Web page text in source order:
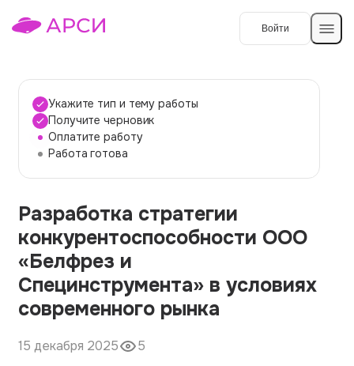
Войти
Темы работ
О сервисе
О компании
Наши гарантии
Порядок оплаты
Вопросы и ответы
Отзывы
Контакты
Укажите тип и тему работы
Получите черновик
Оплатите работу
Работа готова
Разработка стратегии
конкурентоспособности ООО
«Белфрез и
Специнструмента» в условиях
современного рынка
15 декабря 2025 5